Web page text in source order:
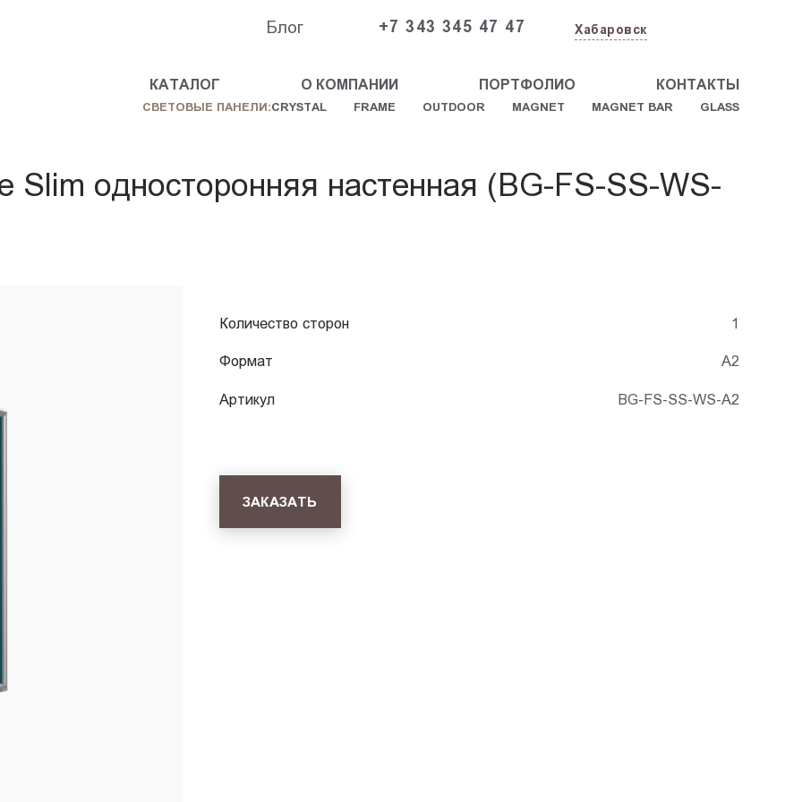
Блог +7 343 345 47 47 Хабаровск
КАТАЛОГ О КОМПАНИИ ПОРТФОЛИО КОНТАКТЫ
СВЕТОВЫЕ ПАНЕЛИ:CRYSTAL FRAME OUTDOOR MAGNET MAGNET BAR GLASS
Slim односторонняя настенная (BG-FS-SS-WS-
Количество сторон 1
Формат А2
Артикул BG-FS-SS-WS-A2
ЗАКАЗАТЬ